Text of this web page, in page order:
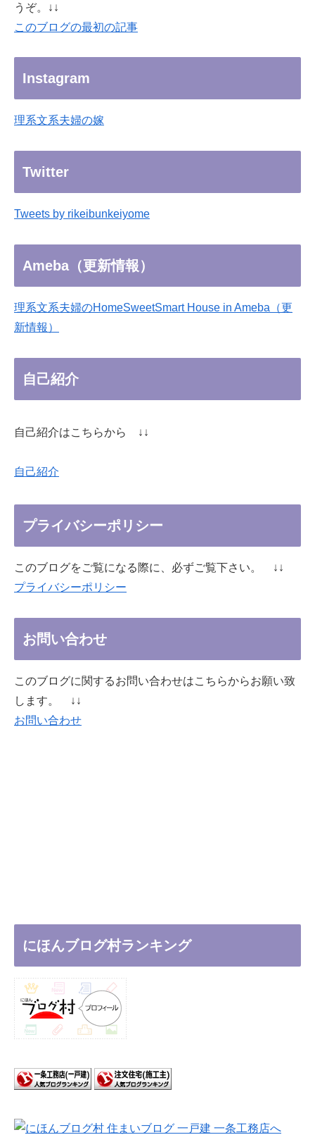
うぞ。↓↓
このブログの最初の記事
Instagram
理系文系夫婦の嫁
Twitter
Tweets by rikeibunkeiyome
Ameba（更新情報）
理系文系夫婦のHomeSweetSmart House in Ameba（更
新情報）
自己紹介
自己紹介はこちらから ↓↓
自己紹介
プライバシーポリシー
このブログをご覧になる際に、必ずご覧下さい。 ↓↓
プライバシーポリシー
お問い合わせ
このブログに関するお問い合わせはこちらからお願い致
します。 ↓↓
お問い合わせ
にほんブログ村ランキング